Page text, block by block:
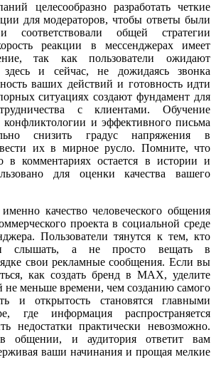
целесообразно разработать четкие
для модераторов, чтобы ответы были
соответствовали общей стратегии
реакции в мессенджерах имеет
так как пользователи ожидают
и сейчас, не дожидаясь звонка
ваших действий и готовность идти
ситуациях создают фундамент для
с клиентами. Обучение
конфликтологии и эффективного письма
снизить градус напряжения в
их в мирное русло. Помните, что
в комментариях остается в истории и
для оценки качества вашего
качество человеческого общения
проекта в социальной среде
Пользователи тянутся к тем, кто
слышать, а не просто вещать в
свои рекламные сообщения. Если вы
как создать бренд в MAX, уделите
не меньше времени, чем созданию самого
и открытость становятся главными
где информация распространяется
недостатки практически невозможно.
общении, и аудитория ответит вам
ваши начинания и прощая мелкие